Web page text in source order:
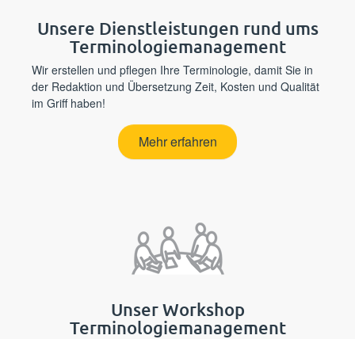
Unsere Dienstleistungen rund ums
Terminologiemanagement
Wir erstellen und pflegen Ihre Terminologie, damit Sie in
der Redaktion und Übersetzung Zeit, Kosten und Qualität
im Griff haben!
Mehr erfahren
Unser Workshop
Terminologiemanagement